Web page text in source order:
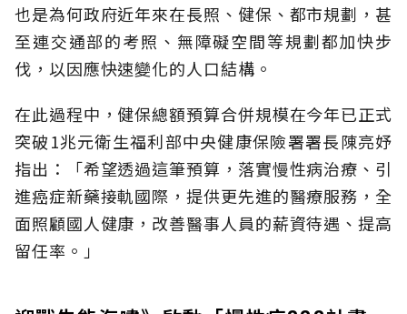
也是為何政府近年來在長照、健保、都市規劃，甚
至連交通部的考照、無障礙空間等規劃都加快步
伐，以因應快速變化的人口結構。
在此過程中，健保總額預算合併規模在今年已正式
突破1兆元衛生福利部中央健康保險署署長陳亮妤
指出：「希望透過這筆預算，落實慢性病治療、引
進癌症新藥接軌國際，提供更先進的醫療服務，全
面照顧國人健康，改善醫事人員的薪資待遇、提高
留任率。」